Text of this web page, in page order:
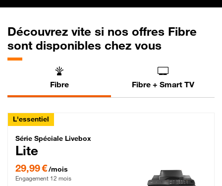
Découvrez vite si nos offres Fibre
sont disponibles chez vous
Fibre Fibre + Smart TV
L'essentiel
Série Spéciale Livebox Lite Fibre
Série Spéciale Livebox
Lite
29,99 €/mois
Engagement 12 mois